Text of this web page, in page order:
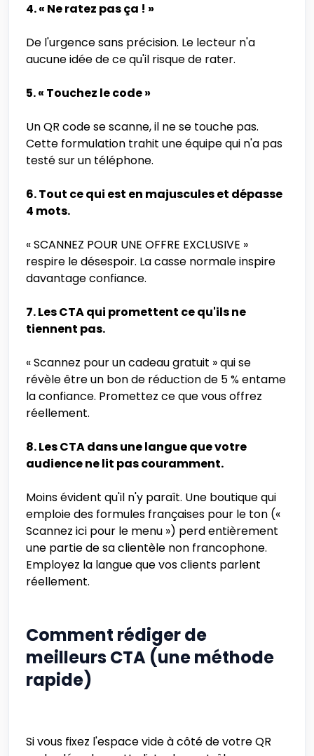
4. « Ne ratez pas ça ! »
De l'urgence sans précision. Le lecteur n'a
aucune idée de ce qu'il risque de rater.
5. « Touchez le code »
Un QR code se scanne, il ne se touche pas.
Cette formulation trahit une équipe qui n'a pas
testé sur un téléphone.
6. Tout ce qui est en majuscules et dépasse
4 mots.
« SCANNEZ POUR UNE OFFRE EXCLUSIVE »
respire le désespoir. La casse normale inspire
davantage confiance.
7. Les CTA qui promettent ce qu'ils ne
tiennent pas.
« Scannez pour un cadeau gratuit » qui se
révèle être un bon de réduction de 5 % entame
la confiance. Promettez ce que vous offrez
réellement.
8. Les CTA dans une langue que votre
audience ne lit pas couramment.
Moins évident qu'il n'y paraît. Une boutique qui
emploie des formules françaises pour le ton («
Scannez ici pour le menu ») perd entièrement
une partie de sa clientèle non francophone.
Employez la langue que vos clients parlent
réellement.
Comment rédiger de
meilleurs CTA (une méthode
rapide)
Si vous fixez l'espace vide à côté de votre QR